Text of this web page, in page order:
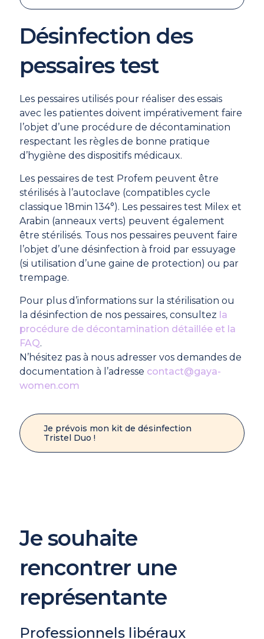
Désinfection des
pessaires test
Les pessaires utilisés pour réaliser des essais
avec les patientes doivent impérativement faire
l’objet d’une procédure de décontamination
respectant les règles de bonne pratique
d’hygiène des dispositifs médicaux.
Les pessaires de test Profem peuvent être
stérilisés à l’autoclave (compatibles cycle
classique 18min 134°). Les pessaires test Milex et
Arabin (anneaux verts) peuvent également
être stérilisés. Tous nos pessaires peuvent faire
l’objet d’une désinfection à froid par essuyage
(si utilisation d’une gaine de protection) ou par
trempage.
Pour plus d’informations sur la stérilisation ou
la désinfection de nos pessaires, consultez la
procédure de décontamination détaillée et la
FAQ.
N’hésitez pas à nous adresser vos demandes de
documentation à l’adresse contact@gaya-
women.com
Je prévois mon kit de désinfection
Tristel Duo !
Je souhaite
rencontrer une
représentante
Professionnels libéraux